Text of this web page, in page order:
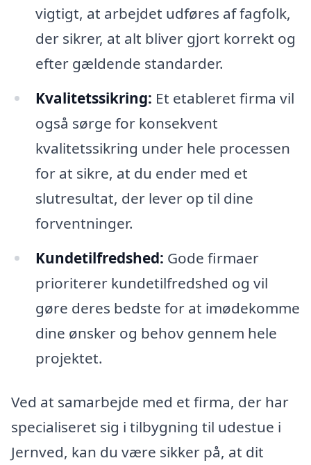
vigtigt, at arbejdet udføres af fagfolk,
der sikrer, at alt bliver gjort korrekt og
efter gældende standarder.
Kvalitetssikring: Et etableret firma vil
også sørge for konsekvent
kvalitetssikring under hele processen
for at sikre, at du ender med et
slutresultat, der lever op til dine
forventninger.
Kundetilfredshed: Gode firmaer
prioriterer kundetilfredshed og vil
gøre deres bedste for at imødekomme
dine ønsker og behov gennem hele
projektet.
Ved at samarbejde med et firma, der har
specialiseret sig i tilbygning til udestue i
Jernved, kan du være sikker på, at dit